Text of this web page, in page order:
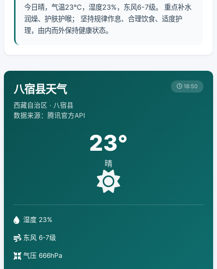
今日晴，气温23℃，湿度23%，东风6-7级。 重点补水
润燥、护肤护喉； 坚持规律作息、合理饮食、适度护
理，由内而外保持健康状态。
八宿县天气
西藏自治区 · 八宿县
数据来源：腾讯官方API
18:50
23°
晴
湿度 23%
东风 6-7级
气压 666hPa